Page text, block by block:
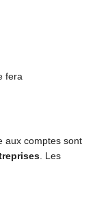
fera
aux comptes sont
. Les